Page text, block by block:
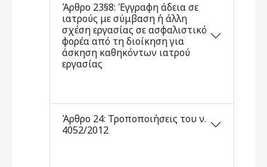
Άρθρο 23§8: Έγγραφη άδεια σε
ιατρούς με σύμβαση ή άλλη
σχέση εργασίας σε ασφαλιστικό
φορέα από τη διοίκηση για
άσκηση καθηκόντων ιατρού
εργασίας
Άρθρο 24: Τροποποιήσεις του ν.
4052/2012